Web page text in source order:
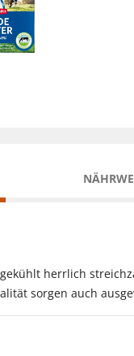
herrlich
sorgen auch